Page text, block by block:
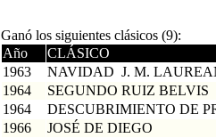
Ganó los siguientes clásicos (9):
Año
CLÁSICO
1963
NAVIDAD J. M.
1964
SEGUNDO RUIZ BELVIS
1964
DESCUBRIMIENTO DE
1966
JOSÉ DE DIEGO